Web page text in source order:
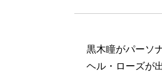
黒木瞳がパーソ
ヘル・ローズが